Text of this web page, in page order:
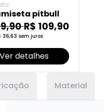
pitbull
R$ 109,90
36,63 sem juros
Ver detalhes
Material